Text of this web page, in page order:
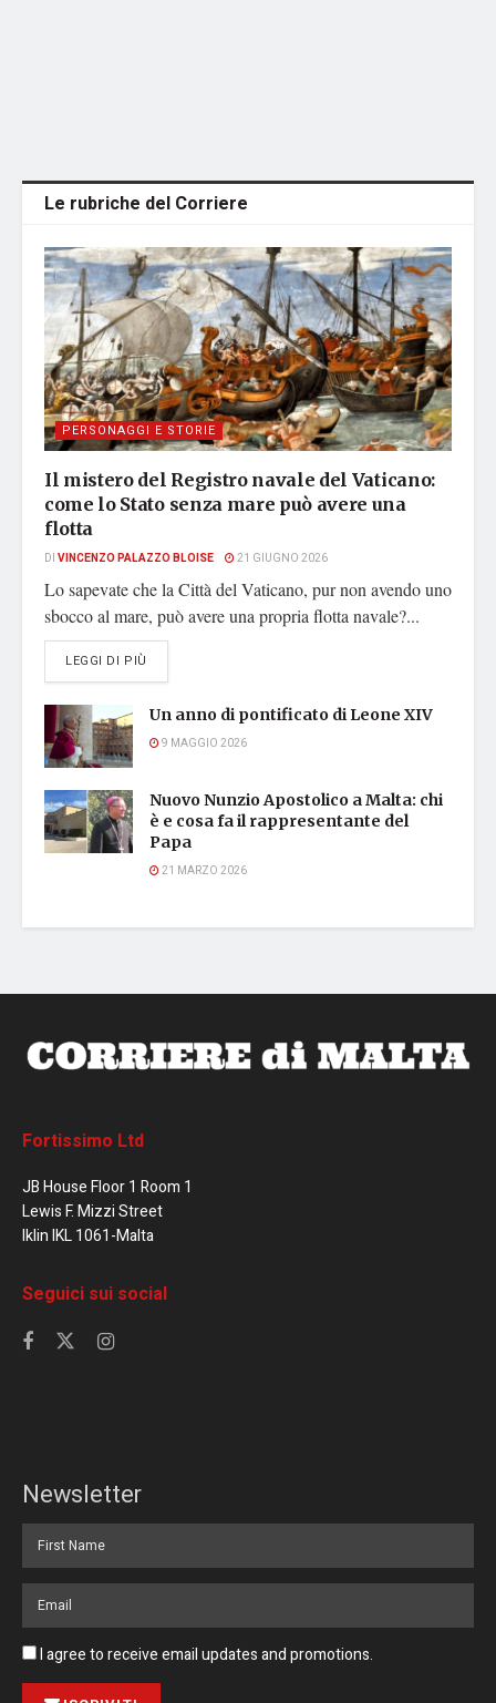
Le rubriche del Corriere
PERSONAGGI E STORIE
Il mistero del Registro navale del Vaticano:
come lo Stato senza mare può avere una
flotta
DI VINCENZO PALAZZO BLOISE 21 GIUGNO 2026
Lo sapevate che la Città del Vaticano, pur non avendo uno
sbocco al mare, può avere una propria flotta navale?...
LEGGI DI PIÙ
Un anno di pontificato di Leone XIV
9 MAGGIO 2026
Nuovo Nunzio Apostolico a Malta: chi
è e cosa fa il rappresentante del
Papa
21 MARZO 2026
Fortissimo Ltd
JB House Floor 1 Room 1
Lewis F. Mizzi Street
Iklin IKL 1061-Malta
Seguici sui social
Newsletter
I agree to receive email updates and promotions.